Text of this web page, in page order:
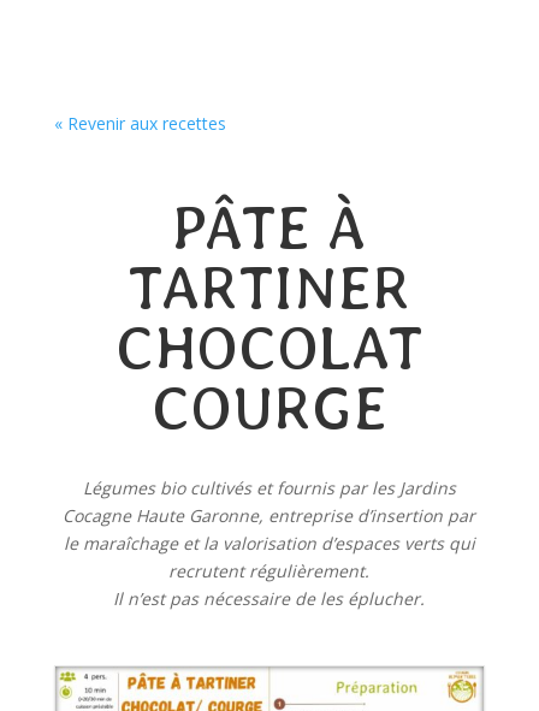
« Revenir aux recettes
PÂTE À
TARTINER
CHOCOLAT
COURGE
Légumes bio cultivés et fournis par les Jardins
Cocagne Haute Garonne, entreprise d’insertion par
le maraîchage et la valorisation d’espaces verts qui
recrutent régulièrement.
Il n’est pas nécessaire de les éplucher.